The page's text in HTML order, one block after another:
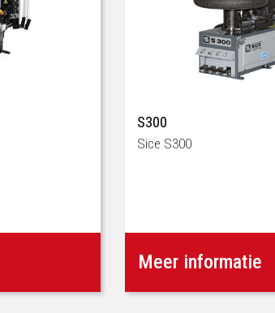
S300
Sice S300
Meer informatie